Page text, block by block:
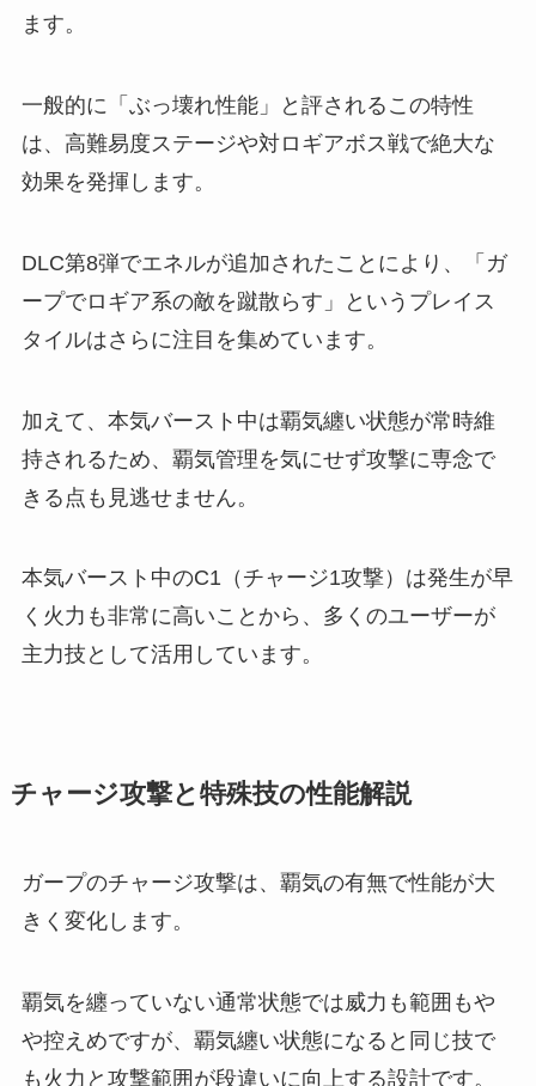
ます。
一般的に「ぶっ壊れ性能」と評されるこの特性
は、高難易度ステージや対ロギアボス戦で絶大な
効果を発揮します。
DLC第8弾でエネルが追加されたことにより、「ガ
ープでロギア系の敵を蹴散らす」というプレイス
タイルはさらに注目を集めています。
加えて、本気バースト中は覇気纏い状態が常時維
持されるため、覇気管理を気にせず攻撃に専念で
きる点も見逃せません。
本気バースト中のC1（チャージ1攻撃）は発生が早
く火力も非常に高いことから、多くのユーザーが
主力技として活用しています。
チャージ攻撃と特殊技の性能解説
ガープのチャージ攻撃は、覇気の有無で性能が大
きく変化します。
覇気を纏っていない通常状態では威力も範囲もや
や控えめですが、覇気纏い状態になると同じ技で
も火力と攻撃範囲が段違いに向上する設計です。